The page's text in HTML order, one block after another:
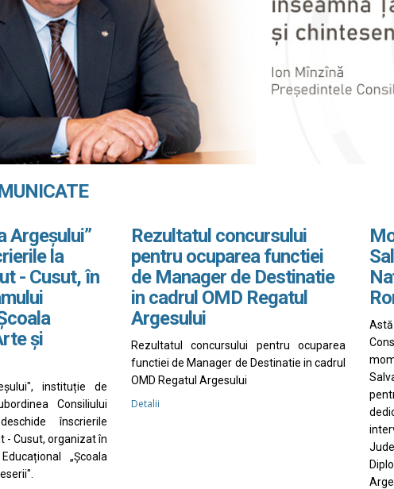
Argeșului”
la
- Cusut, în
și
instituție de
Consiliului
înscrierile
- Cusut, organizat în
„Școala
Rezultatul concursului
pentru ocuparea functiei
de Manager de Destinatie
in cadrul OMD Regatul
Argesului
Rezultatul concursului pentru ocuparea
functiei de Manager de Destinatie in cadrul
OMD Regatul Argesului
Detalii